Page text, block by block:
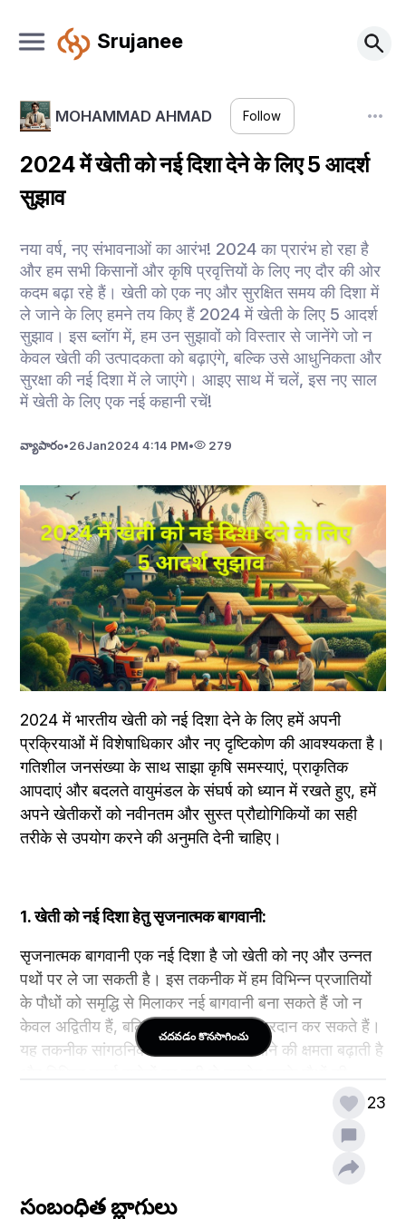
Srujanee
MOHAMMAD AHMAD Follow
2024 में खेती को नई दिशा देने के लिए 5 आदर्श
सुझाव
नया वर्ष, नए संभावनाओं का आरंभ! 2024 का प्रारंभ हो रहा है
और हम सभी किसानों और कृषि प्रवृत्तियों के लिए नए दौर की ओर
कदम बढ़ा रहे हैं। खेती को एक नए और सुरक्षित समय की दिशा में
ले जाने के लिए हमने तय किए हैं 2024 में खेती के लिए 5 आदर्श
सुझाव। इस ब्लॉग में, हम उन सुझावों को विस्तार से जानेंगे जो न
केवल खेती की उत्पादकता को बढ़ाएंगे, बल्कि उसे आधुनिकता और
सुरक्षा की नई दिशा में ले जाएंगे। आइए साथ में चलें, इस नए साल
में खेती के लिए एक नई कहानी रचें!
వ్యాపారం•26Jan2024 4:14 PM• 279
2024 में भारतीय खेती को नई दिशा देने के लिए हमें अपनी
प्रक्रियाओं में विशेषाधिकार और नए दृष्टिकोण की आवश्यकता है।
गतिशील जनसंख्या के साथ साझा कृषि समस्याएं, प्राकृतिक
आपदाएं और बदलते वायुमंडल के संघर्ष को ध्यान में रखते हुए, हमें
अपने खेतीकरों को नवीनतम और सुस्त प्रौद्योगिकियों का सही
तरीके से उपयोग करने की अनुमति देनी चाहिए।
1. खेती को नई दिशा हेतु सृजनात्मक बागवानी:
सृजनात्मक बागवानी एक नई दिशा है जो खेती को नए और उन्नत
पथों पर ले जा सकती है। इस तकनीक में हम विभिन्न प्रजातियों
के पौधों को समृद्धि से मिलाकर नई बागवानी बना सकते हैं जो न
केवल अद्वितीय हैं, बल्कि उच्च मूल्यवर्धन भी प्रदान कर सकते हैं।
यह तकनीक सांगठनिक रूप से पौधों को मिलाने की क्षमता बढ़ाती है
गुणवत्ता में सुधार कर सकती है। इससे हम न केवल खाद्य सुरक्षा में
చదవడం కొనసాగించు
23
సంబంధిత బ్లాగులు